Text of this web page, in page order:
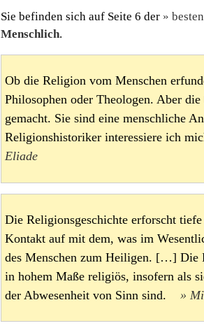
Sie befinden sich auf Seite 6 der
Menschlich.
Ob die Religion vom Menschen
Philosophen oder Theologen. Aber
gemacht. Sie sind eine menschliche
Religionshistoriker interessiere ich
Eliade
Die Religionsgeschichte erforscht
Kontakt auf mit dem, was im
des Menschen zum Heiligen. […] Die
in hohem Maße religiös, insofern als
der Abwesenheit von Sinn sind.